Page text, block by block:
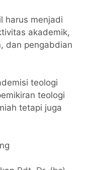
harus menjadi
akademik,
dan pengabdian
teologi
teologi
tetapi juga